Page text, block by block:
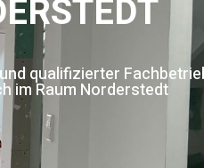
qualifizierter
im Raum Norderstedt